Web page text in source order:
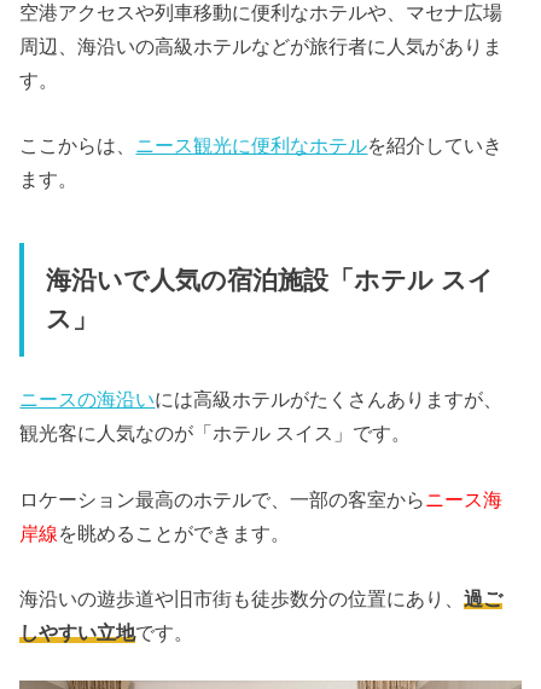
空港アクセスや列車移動に便利なホテルや、マセナ広場
周辺、海沿いの高級ホテルなどが旅行者に人気がありま
す。
ここからは、 ニース観光に便利なホテルを紹介していき
ます。
海沿いで人気の宿泊施設「ホテル スイ
ス」
ニースの海沿いには高級ホテルがたくさんありますが、
観光客に人気なのが「ホテル スイス」です。
ロケーション最高のホテルで、一部の客室からニース海
岸線を眺めることができます。
海沿いの遊歩道や旧市街も徒歩数分の位置にあり、過ご
しやすい立地です。